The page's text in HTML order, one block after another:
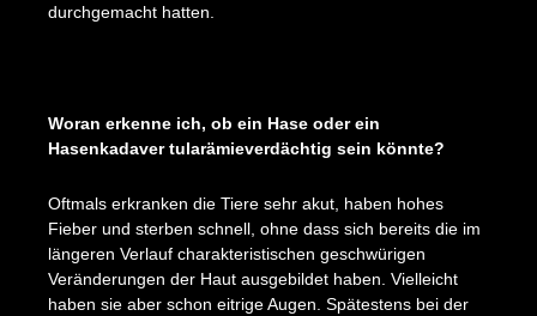
durchgemacht hatten.
Woran erkenne ich, ob ein Hase oder ein
Hasenkadaver tularämieverdächtig sein könnte?
Oftmals erkranken die Tiere sehr akut, haben hohes
Fieber und sterben schnell, ohne dass sich bereits die im
längeren Verlauf charakteristischen geschwürigen
Veränderungen der Haut ausgebildet haben. Vielleicht
haben sie aber schon eitrige Augen. Spätestens bei der